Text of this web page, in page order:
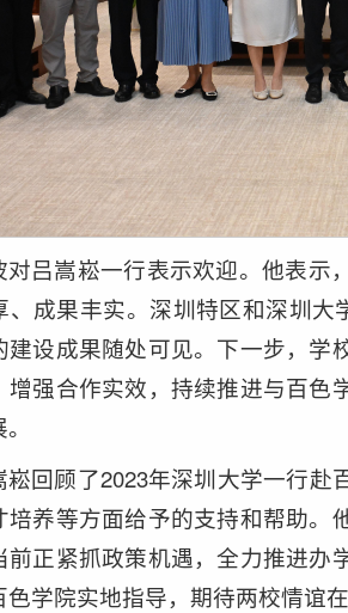
对吕嵩崧一行表示欢迎。他表示
、成果丰实。深圳特区和深圳大
建设成果随处可见。下一步，学
增强合作实效，持续推进与百色
崧回顾了2023年深圳大学一行
培养等方面给予的支持和帮助。
前正紧抓政策机遇，全力推进办
色学院实地指导，期待两校情谊